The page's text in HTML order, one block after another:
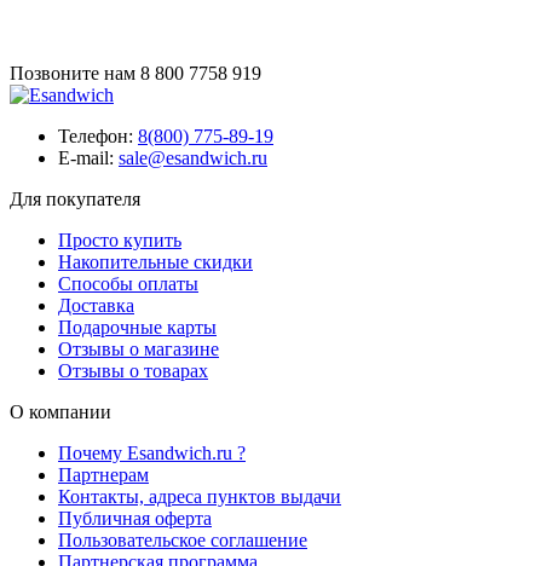
Позвоните нам 8 800 7758 919
Телефон: 8(800) 775-89-19
E-mail: sale@esandwich.ru
Для покупателя
Просто купить
Накопительные скидки
Способы оплаты
Доставка
Подарочные карты
Отзывы о магазине
Отзывы о товарах
О компании
Почему Esandwich.ru ?
Партнерам
Контакты, адреса пунктов выдачи
Публичная оферта
Пользовательское соглашение
Партнерская программа